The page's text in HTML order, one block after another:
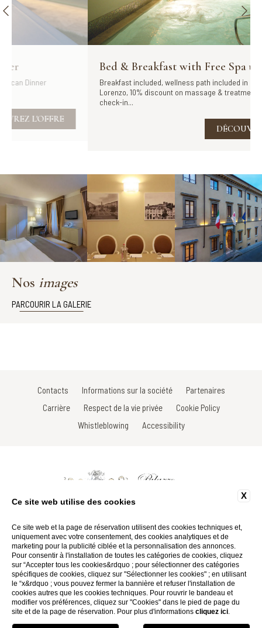
Bed & Breakfast with Free Spa use
Breakfast included, wellness path included in our Spa San
Lorenzo, 10% discount on massage & treatments - Payment at
DÉCOUVREZ L'OFFRE
Nos images
PARCOURIR LA GALERIE
Contacts Informations sur la société
Partenaires
Carrière
Respect de la vie privée
Cookie Policy
Whistleblowing
Accessibility
Tel: +39 0577 923675
Fax: +39 0577 924467
Email:info@palazzosanlorenzo.it
P.Iva 01116290527
Website by Blastness
X
Ce site web utilise des cookies
Ce site web et la page de réservation utilisent des cookies techniques et,
uniquement avec votre consentement, des cookies analytiques et de
marketing pour la publicité ciblée et la personnalisation des annonces.
Pour consentir à l'installation de toutes les catégories de cookies, cliquez
sur “Accepter tous les cookies&rdquo ; pour sélectionner des catégories
spécifiques de cookies, cliquez sur "Sélectionner les cookies" ; en utilisant
le “x&rdquo ; vous pouvez fermer la bannière et refuser l'installation de
cookies autres que les cookies techniques. Pour rouvrir le bandeau et
modifier vos préférences, cliquez sur "Cookies" dans le pied de page du
site et de la page de réservation. Pour plus d'informations cliquez ici